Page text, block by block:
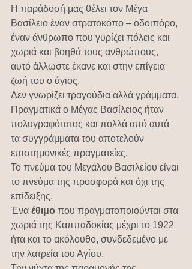
Η παράδοσή μας θέλει τον Μέγα
Βασίλειο έναν στρατοκόπο – οδοιπόρο,
έναν άνθρωπο που γυρίζει πόλεις και
χωριά και βοηθά τους ανθρώπους,
αυτό άλλωστε έκανε και στην επίγεια
ζωή του ο άγιος.
Δεν γνωρίζει τραγούδια αλλά γράμματα.
Πραγματικά ο Μέγας Βασίλειος ήταν
πολυγραφότατος και πολλά από αυτά
τα συγγράμματα του αποτελούν
επιστημονικές πραγματείες.
Το πνεύμα του Μεγάλου Βασιλείου είναι
το πνεύμα της προσφορά και όχι της
επίδειξης.
Ένα έθιμο που πραγματοποιούνται στα
χωριά της Καππαδοκίας μέχρι το 1922
ήτα και το ακόλουθο, συνδεδεμένο με
την λατρεία του Αγίου.